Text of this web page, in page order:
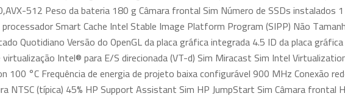
512 Peso da bateria 180 g Câmara frontal Sim Número de SSDs
Smart Cache Intel Stable Image Platform Program (SIPP) Não
Quotidiano Versão do OpenGL da placa gráfica integrada 4.5 ID da placa
Intel® para E/S direcionada (VT-d) Sim Miracast Sim Intel
100 °C Frequência de energia de projeto baixa configurável 900 MHz Conexão
NTSC (típica) 45% HP Support Assistant Sim HP JumpStart Sim Câmara